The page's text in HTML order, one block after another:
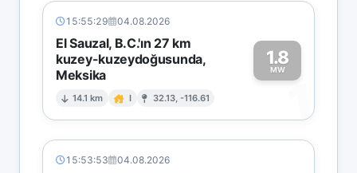
15:55:29 04.08.2026
El Sauzal, B.C.'ın 27 km
kuzey-kuzeydoğusunda,
Meksika
14.1 km I 32.13, -116.61
1.8
MW
1
15:53:53 04.08.2026